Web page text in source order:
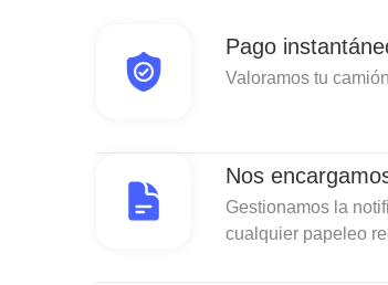
Pago
Valoramos tu
Nos
Gestionamos la
cualquier papeleo